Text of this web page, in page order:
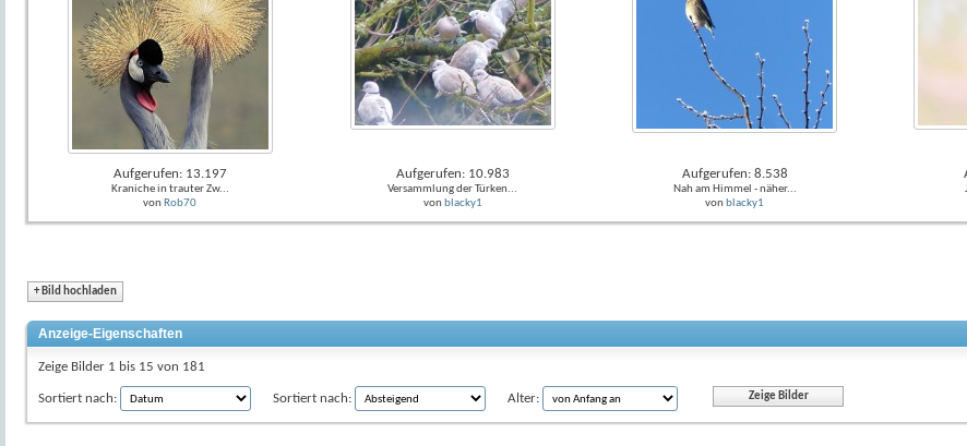
Aufgerufen: 13.197
Kraniche in trauter Zw...
von Rob70
Aufgerufen: 10.983
Versammlung der Türken...
von blacky1
Aufgerufen: 8.538
Nah am Himmel - näher...
von blacky1
+Bild hochladen
Anzeige-Eigenschaften
Zeige Bilder 1 bis 15 von 181
Sortiert nach: Sortiert nach: Alter: